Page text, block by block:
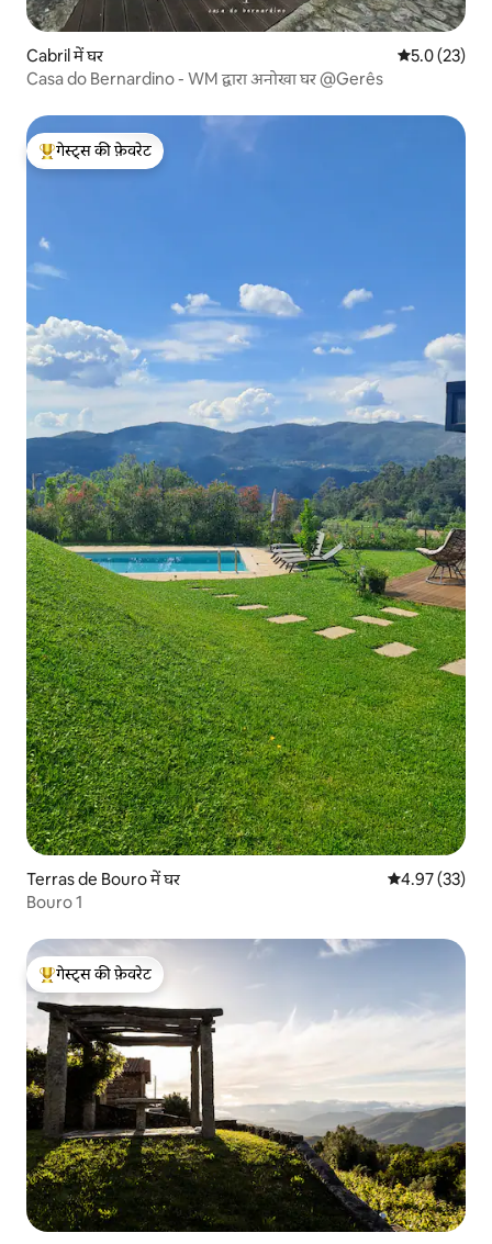
Cabril में घर औसत रेटिंग 5
5.0 (23)
Casa do Bernardino - WM द्वारा अनोखा घर @Gerês
गेस्ट्स का टॉप फ़ेवरेट
गेस्ट्स की फ़ेवरेट
Terras de Bouro में घर औसत रेटिंग 5 में
4.97 (33)
Bouro 1
गेस्ट्स का टॉप फ़ेवरेट
गेस्ट्स की फ़ेवरेट